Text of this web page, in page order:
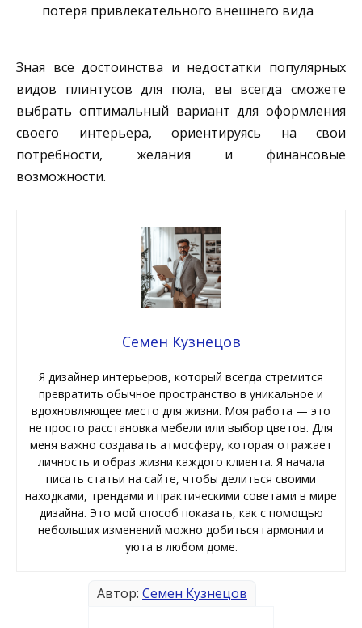
потеря привлекательного внешнего вида
Зная все достоинства и недостатки популярных
видов плинтусов для пола, вы всегда сможете
выбрать оптимальный вариант для оформления
своего интерьера, ориентируясь на свои
потребности, желания и финансовые
возможности.
Семен Кузнецов
Я дизайнер интерьеров, который всегда стремится
превратить обычное пространство в уникальное и
вдохновляющее место для жизни. Моя работа — это
не просто расстановка мебели или выбор цветов. Для
меня важно создавать атмосферу, которая отражает
личность и образ жизни каждого клиента. Я начала
писать статьи на сайте, чтобы делиться своими
находками, трендами и практическими советами в мире
дизайна. Это мой способ показать, как с помощью
небольших изменений можно добиться гармонии и
уюта в любом доме.
Автор: Семен Кузнецов